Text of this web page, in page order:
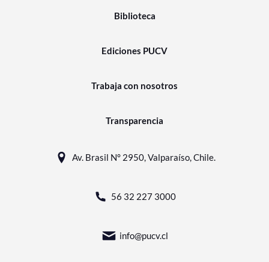
Biblioteca
Ediciones PUCV
Trabaja con nosotros
Transparencia
Av. Brasil N° 2950, Valparaíso, Chile.
56 32 227 3000
info@pucv.cl